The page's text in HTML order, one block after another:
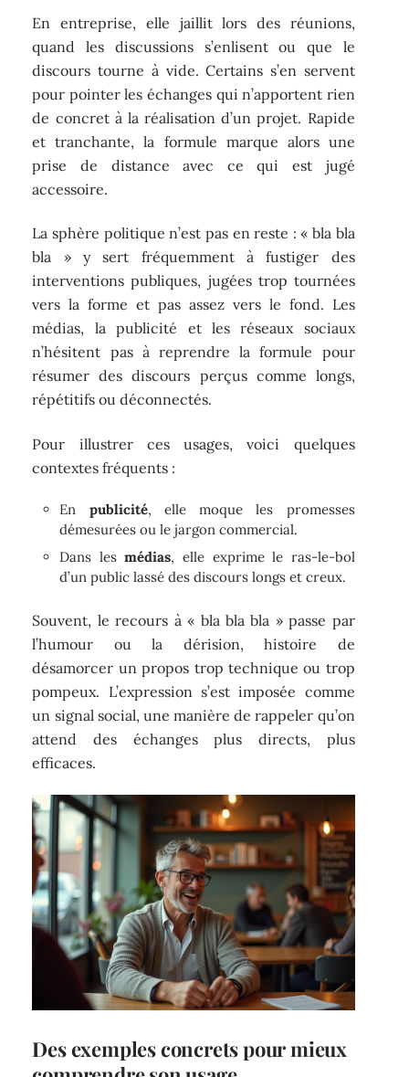
En entreprise, elle jaillit lors des réunions,
quand les discussions s’enlisent ou que le
discours tourne à vide. Certains s’en servent
pour pointer les échanges qui n’apportent rien
de concret à la réalisation d’un projet. Rapide
et tranchante, la formule marque alors une
prise de distance avec ce qui est jugé
accessoire.
La sphère politique n’est pas en reste : « bla bla
bla » y sert fréquemment à fustiger des
interventions publiques, jugées trop tournées
vers la forme et pas assez vers le fond. Les
médias, la publicité et les réseaux sociaux
n’hésitent pas à reprendre la formule pour
résumer des discours perçus comme longs,
répétitifs ou déconnectés.
Pour illustrer ces usages, voici quelques
contextes fréquents :
En publicité, elle moque les promesses
démesurées ou le jargon commercial.
Dans lesmédias, elle exprime le ras-le-bol
d’un public lassé des discours longs et creux.
Souvent, le recours à « bla bla bla » passe par
l’humour ou la dérision, histoire de
désamorcer un propos trop technique ou trop
pompeux. L’expression s’est imposée comme
un signal social, une manière de rappeler qu’on
attend des échanges plus directs, plus
efficaces.
Des exemples concrets pour mieux